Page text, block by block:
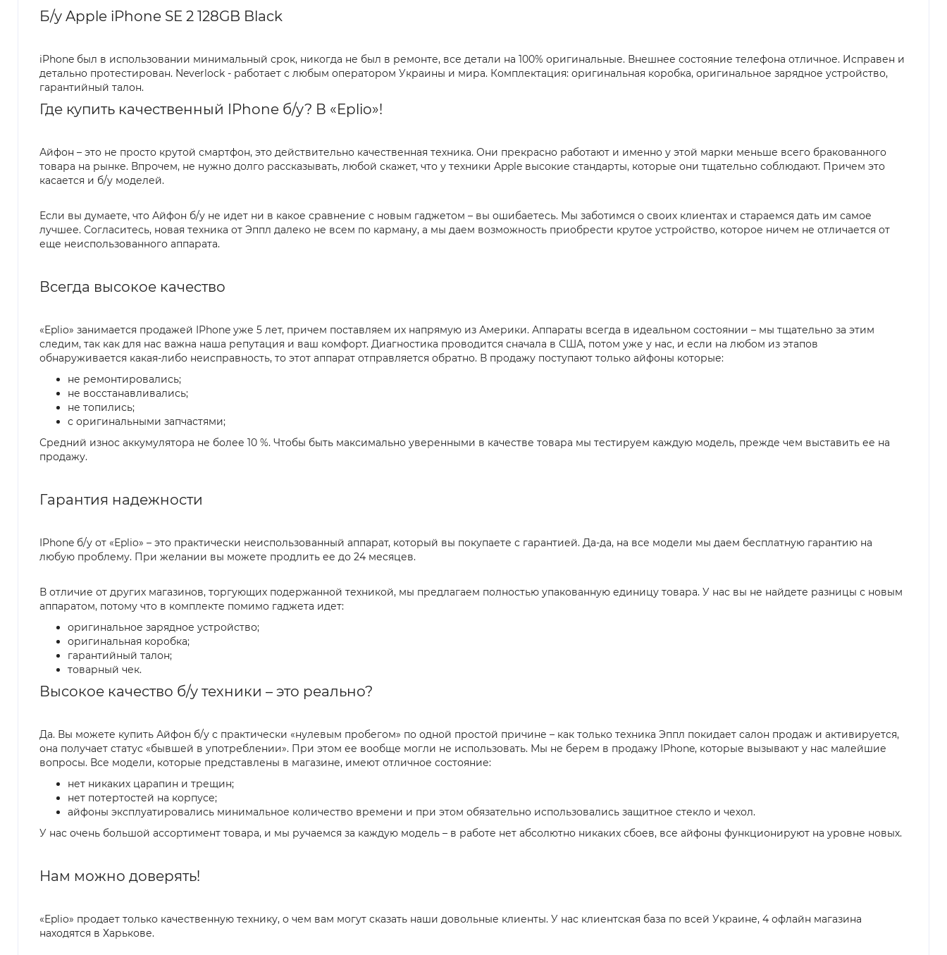
Б/у Apple iPhone SE 2 128GB Black
iPhone был в использовании минимальный срок, никогда не был в ремонте, все детали на 100% оригинальные. Внешнее состояние телефона отличное. Исправен и
детально протестирован. Neverlock - работает с любым оператором Украины и мира. Комплектация: оригинальная коробка, оригинальное зарядное устройство,
гарантийный талон.
Где купить качественный IPhone б/у? В «Eplio»!
Айфон – это не просто крутой смартфон, это действительно качественная техника. Они прекрасно работают и именно у этой марки меньше всего бракованного
товара на рынке. Впрочем, не нужно долго рассказывать, любой скажет, что у техники Apple высокие стандарты, которые они тщательно соблюдают. Причем это
касается и б/у моделей.
Если вы думаете, что Айфон б/у не идет ни в какое сравнение с новым гаджетом – вы ошибаетесь. Мы заботимся о своих клиентах и стараемся дать им самое
лучшее. Согласитесь, новая техника от Эппл далеко не всем по карману, а мы даем возможность приобрести крутое устройство, которое ничем не отличается от
еще неиспользованного аппарата.
Всегда высокое качество
«Eplio» занимается продажей IPhone уже 5 лет, причем поставляем их напрямую из Америки. Аппараты всегда в идеальном состоянии – мы тщательно за этим
следим, так как для нас важна наша репутация и ваш комфорт. Диагностика проводится сначала в США, потом уже у нас, и если на любом из этапов
обнаруживается какая-либо неисправность, то этот аппарат отправляется обратно. В продажу поступают только айфоны которые:
не ремонтировались;
не восстанавливались;
не топились;
с оригинальными запчастями;
Средний износ аккумулятора не более 10 %. Чтобы быть максимально уверенными в качестве товара мы тестируем каждую модель, прежде чем выставить ее на
продажу.
Гарантия надежности
IPhone б/у от «Eplio» – это практически неиспользованный аппарат, который вы покупаете с гарантией. Да-да, на все модели мы даем бесплатную гарантию на
любую проблему. При желании вы можете продлить ее до 24 месяцев.
В отличие от других магазинов, торгующих подержанной техникой, мы предлагаем полностью упакованную единицу товара. У нас вы не найдете разницы с новым
аппаратом, потому что в комплекте помимо гаджета идет:
оригинальное зарядное устройство;
оригинальная коробка;
гарантийный талон;
товарный чек.
Высокое качество б/у техники – это реально?
Да. Вы можете купить Айфон б/у с практически «нулевым пробегом» по одной простой причине – как только техника Эппл покидает салон продаж и активируется,
она получает статус «бывшей в употреблении». При этом ее вообще могли не использовать. Мы не берем в продажу IPhone, которые вызывают у нас малейшие
вопросы. Все модели, которые представлены в магазине, имеют отличное состояние:
нет никаких царапин и трещин;
нет потертостей на корпусе;
айфоны эксплуатировались минимальное количество времени и при этом обязательно использовались защитное стекло и чехол.
У нас очень большой ассортимент товара, и мы ручаемся за каждую модель – в работе нет абсолютно никаких сбоев, все айфоны функционируют на уровне новых.
Нам можно доверять!
«Eplio» продает только качественную технику, о чем вам могут сказать наши довольные клиенты. У нас клиентская база по всей Украине, 4 офлайн магазина
находятся в Харькове.